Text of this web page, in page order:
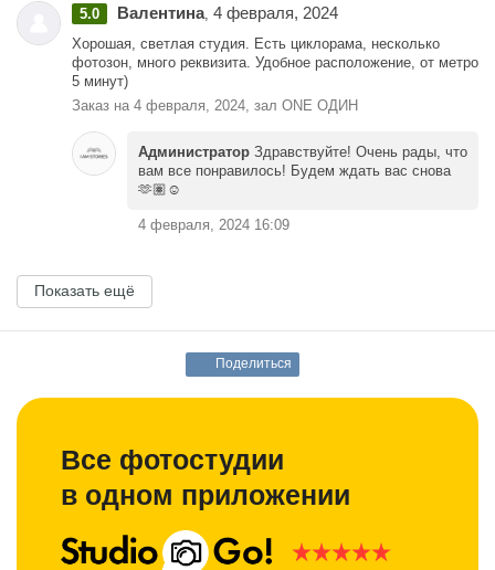
5.0 Валентина, 4 февраля, 2024
Хорошая, светлая студия. Есть циклорама, несколько
фотозон, много реквизита. Удобное расположение, от метро
5 минут)
Заказ на 4 февраля, 2024, зал ONE ОДИН
Администратор Здравствуйте! Очень рады, что
вам все понравилось! Будем ждать вас снова
🫶🏽☺️
4 февраля, 2024 16:09
Показать ещё
Поделиться
Все фотостудии
в одном приложении